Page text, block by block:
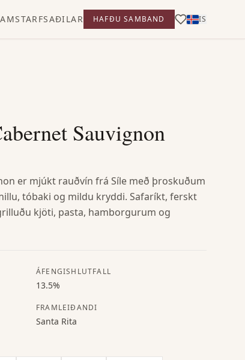
HAFÐU SAMBAND IS
Sauvignon
er mjúkt rauðvín frá Síle með þroskuðum
tóbaki og mildu kryddi. Safaríkt, ferskt
kjöti, pasta, hamborgurum og
ÁFENGISHLUTFALL
13.5%
FRAMLEIÐANDI
Santa Rita